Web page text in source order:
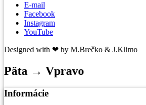
E-mail
Facebook
Instagram
YouTube
Designed with ❤ by M.Brečko & J.Klimo
Päta → Vpravo
Informácie